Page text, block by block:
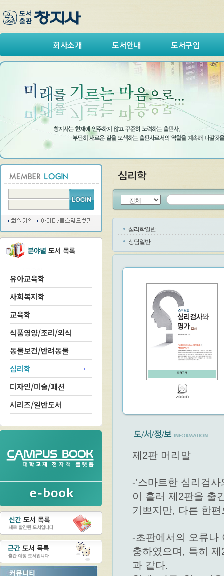
회사소개 도서안내 도서구입
유아교육학
사회복지학
교육학
식품영양/조리/외식
동물보건/반려동물
심리학
디자인/미술/패션
시리즈/일반도서
심리학일반
상담일반
제2판 머리말
-'스마트한 심리검
이 흘러 제2판을 출
기쁘지만, 다른 한
-초판에서의 오류나
충하였으며, 특히
과 같다.